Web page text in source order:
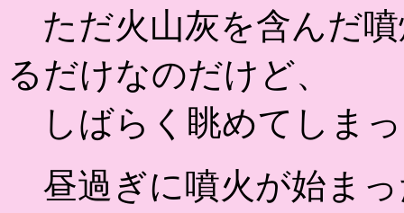
ただ火山灰を含んだ
るだけなのだけど、
しばらく眺めてしま
昼過ぎに噴火が始ま